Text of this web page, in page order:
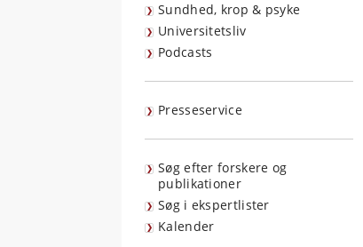
Sundhed, krop & psyke
Universitetsliv
Podcasts
Presseservice
Søg efter forskere og
publikationer
Søg i ekspertlister
Kalender